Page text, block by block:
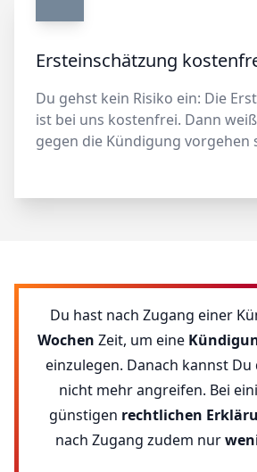
Ersteinschätzung
Du gehst kein Risiko ein: Die
ist bei uns kostenfrei. Dann
gegen die Kündigung vorgehen
Du hast nach Zugang einer
Wochen Zeit, um eine
einzulegen. Danach kannst
nicht mehr angreifen. Bei
günstigen rechtlichen
nach Zugang zudem nur